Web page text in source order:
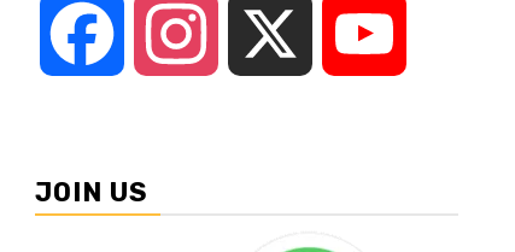
Facebook Instagram
JOIN US